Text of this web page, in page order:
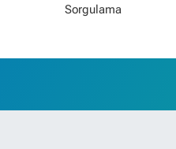
Sorgulama